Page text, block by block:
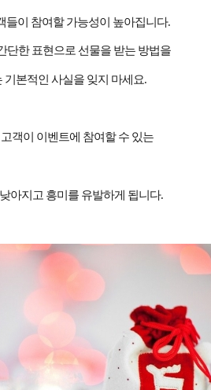
들이 참여할 가능성이 높아집니다.
단한 표현으로 선물을 받는 방법을
기본적인 사실을 잊지 마세요.
객이 이벤트에 참여할 수 있는
아지고 흥미를 유발하게 됩니다.